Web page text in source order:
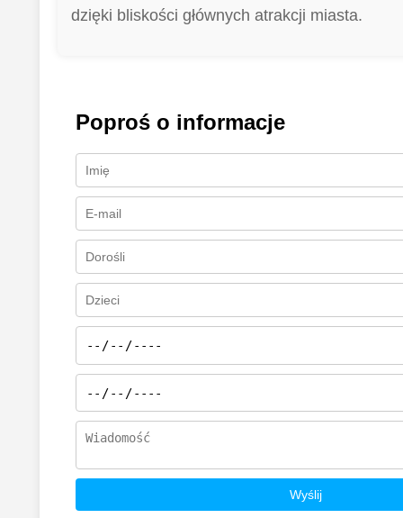
dzięki bliskości głównych atrakcji miasta.
Poproś o informacje